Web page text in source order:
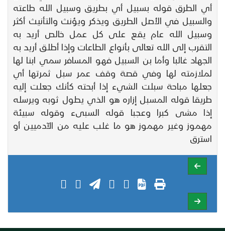
أي الطرق قوله بسبيل أي بطريق وسبيل الله طاعته
والسبيل في الأصل الطريق ويذكر ويؤنث والتأنيث أكثر
وسبيل الله عام يقع على كل عمل خالص أريد به
التقرب إلى الله تعالى بأنواع الطاعات وإذا أطلق أريد به
الجهاد غالبا وأما بن السبيل فهو المسافر سمي ابنا لها
لملازمته لها وفي قصة وقف عمر سبل ثمرتها أي
جعلها مباحة سبلت الشيء إذا أبحته كأنك جعلت إليه
طريقا قوله المسبل إزاره هو الذي يطول ثوبه ويرسله
إذا مشى كبرا وعجبا قوله السبىء وقوله سبيئة
مهموز وغير مهموز هو ما غلب عليه من الآدميين أو
استرق